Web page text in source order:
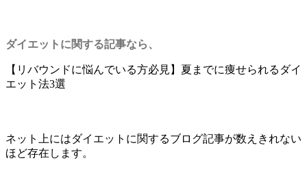
ダイエットに関する記事なら、
【リバウンドに悩んでいる方必見】夏までに痩せられるダイ
エット法3選
ネット上にはダイエットに関するブログ記事が数えきれない
ほど存在します。